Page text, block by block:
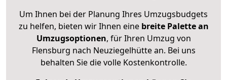
Um Ihnen bei der Planung Ihres Umzugsbudgets
zu helfen, bieten wir Ihnen eine breite Palette an
Umzugsoptionen, für Ihren Umzug von
Flensburg nach Neuziegelhütte an. Bei uns
behalten Sie die volle Kostenkontrolle.